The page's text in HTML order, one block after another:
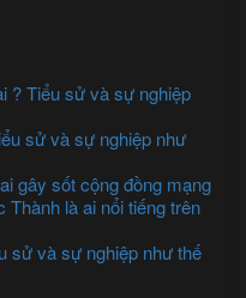
? Tiểu sử và sự nghiệp
sử và sự nghiệp như
gây sốt cộng đồng mạng
là ai nổi tiếng trên
sử và sự nghiệp như thế